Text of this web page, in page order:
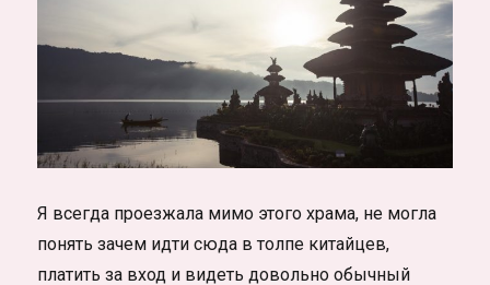
Я всегда проезжала мимо этого храма, не могла
понять зачем идти сюда в толпе китайцев,
платить за вход и видеть довольно обычный